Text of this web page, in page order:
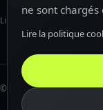
LinkedIn
© 2026 SAS IIDI
ne sont chargés
Lire la politique